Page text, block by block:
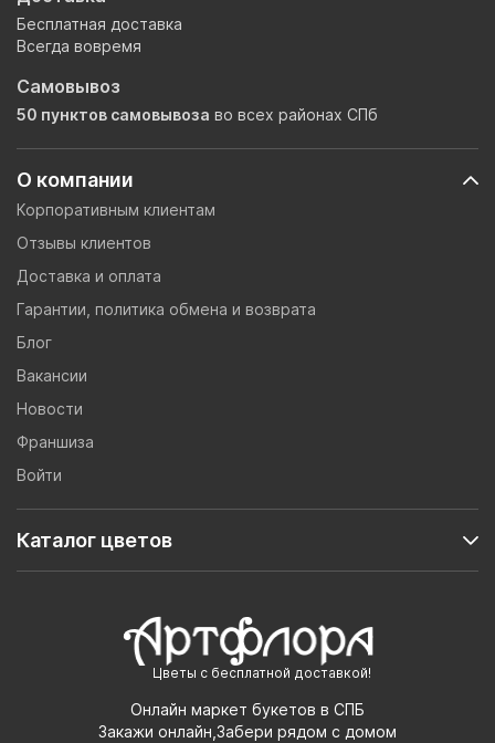
Цветы с бесплатной доставкой!
Онлайн маркет букетов в СПБ
Закажи онлайн,Забери рядом с домом
О компании
Корпоративным клиентам
Отзывы клиентов
Доставка и оплата
Гарантии, политика обмена и возврата
Блог
Вакансии
Новости
Франшиза
Войти
Каталог цветов
Бесплатная доставка
Всегда вовремя
Самовывоз
50 пунктов самовывоза во всех районах СПб